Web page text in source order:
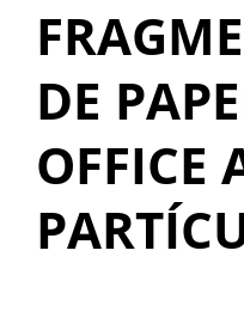
DE
OFFICE